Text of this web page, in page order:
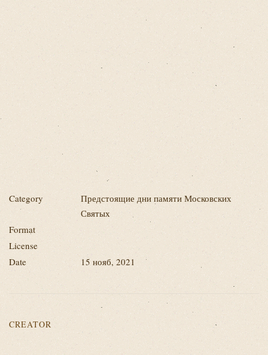
Category
Предстоящие дни памяти Московских
Святых
Format
License
Date
15 нояб, 2021
CREATOR